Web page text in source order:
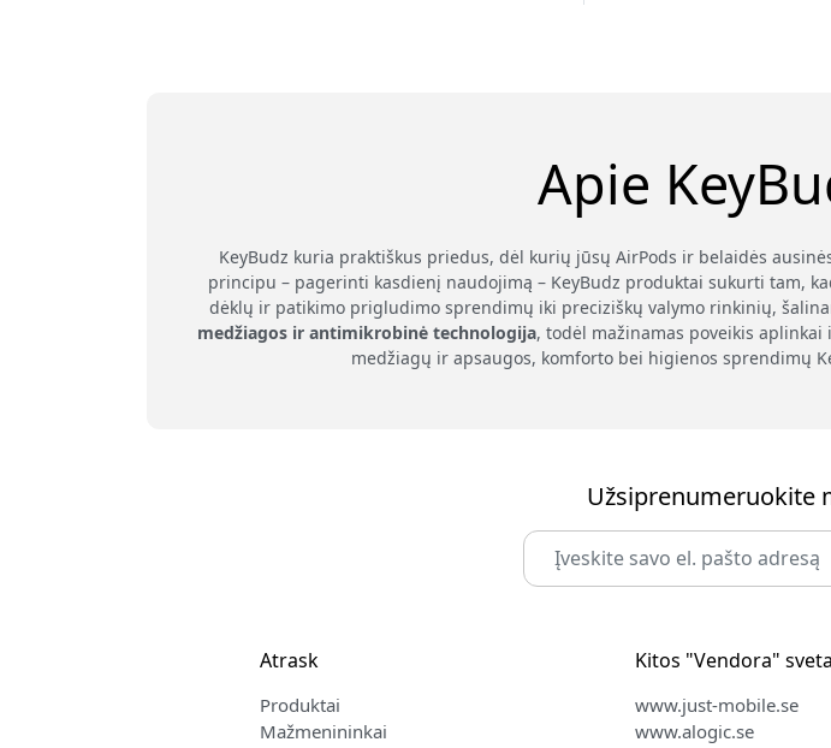
Apie
KeyBudz kuria praktiškus priedus, dėl kurių jūsų AirPods ir belaidės
principu – pagerinti kasdienį naudojimą – KeyBudz produktai sukurti tam,
dėklų ir patikimo prigludimo sprendimų iki preciziškų valymo rinkinių,
medžiagos ir antimikrobinė technologija, todėl mažinamas poveikis aplinkai
medžiagų ir apsaugos, komforto bei higienos sprendimų
Užsiprenumeruokite
Atrask
Produktai
Mažmenininkai
Kitos "Vendora"
www.just-mobile.se
www.alogic.se